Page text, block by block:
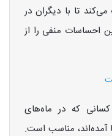
تا با دیگران در
احساسات منفی را از
که در ماه‌های
آمده‌اند، مناسب است.